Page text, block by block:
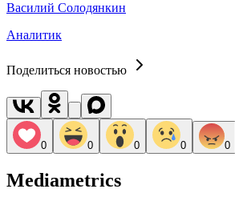
Василий Солодянкин
Аналитик
Поделиться новостью
0 0 0 0 0
Mediametrics